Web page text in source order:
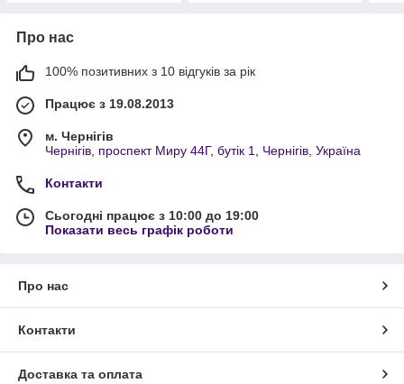
Про нас
100% позитивних з 10 відгуків за рік
Працює з 19.08.2013
м. Чернігів
Чернігів, проспект Миру 44Г, бутік 1, Чернігів, Україна
Контакти
Сьогодні працює з 10:00 до 19:00
Показати весь графік роботи
Про нас
Контакти
Доставка та оплата